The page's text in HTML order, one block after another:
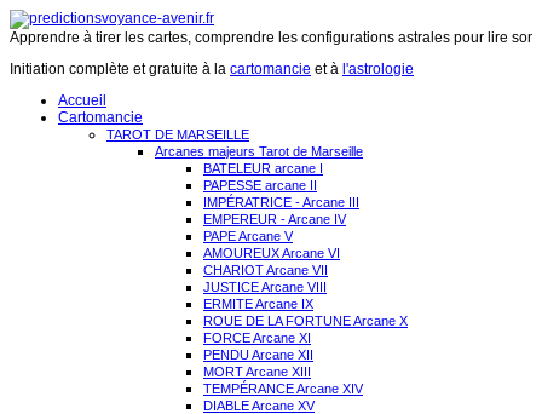
Apprendre à tirer les cartes, comprendre les configurations astrales pour lire
Initiation complète et gratuite à la cartomancie et à l'astrologie
Accueil
Cartomancie
TAROT DE MARSEILLE
Arcanes majeurs Tarot de Marseille
BATELEUR arcane I
PAPESSE arcane II
IMPÉRATRICE - Arcane III
EMPEREUR - Arcane IV
PAPE Arcane V
AMOUREUX Arcane VI
CHARIOT Arcane VII
JUSTICE Arcane VIII
ERMITE Arcane IX
ROUE DE LA FORTUNE Arcane X
FORCE Arcane XI
PENDU Arcane XII
MORT Arcane XIII
TEMPÉRANCE Arcane XIV
DIABLE Arcane XV